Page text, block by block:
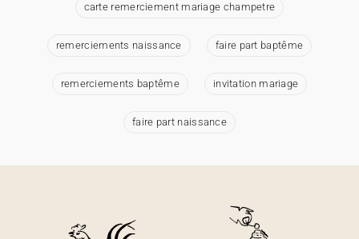
carte remerciement mariage champetre
remerciements naissance faire part baptême
remerciements baptême invitation mariage
faire part naissance